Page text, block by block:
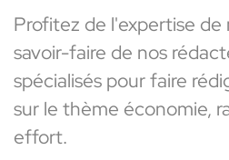
Profitez de l'expertise
savoir-faire de nos
spécialisés pour faire
sur le thème économie,
effort.